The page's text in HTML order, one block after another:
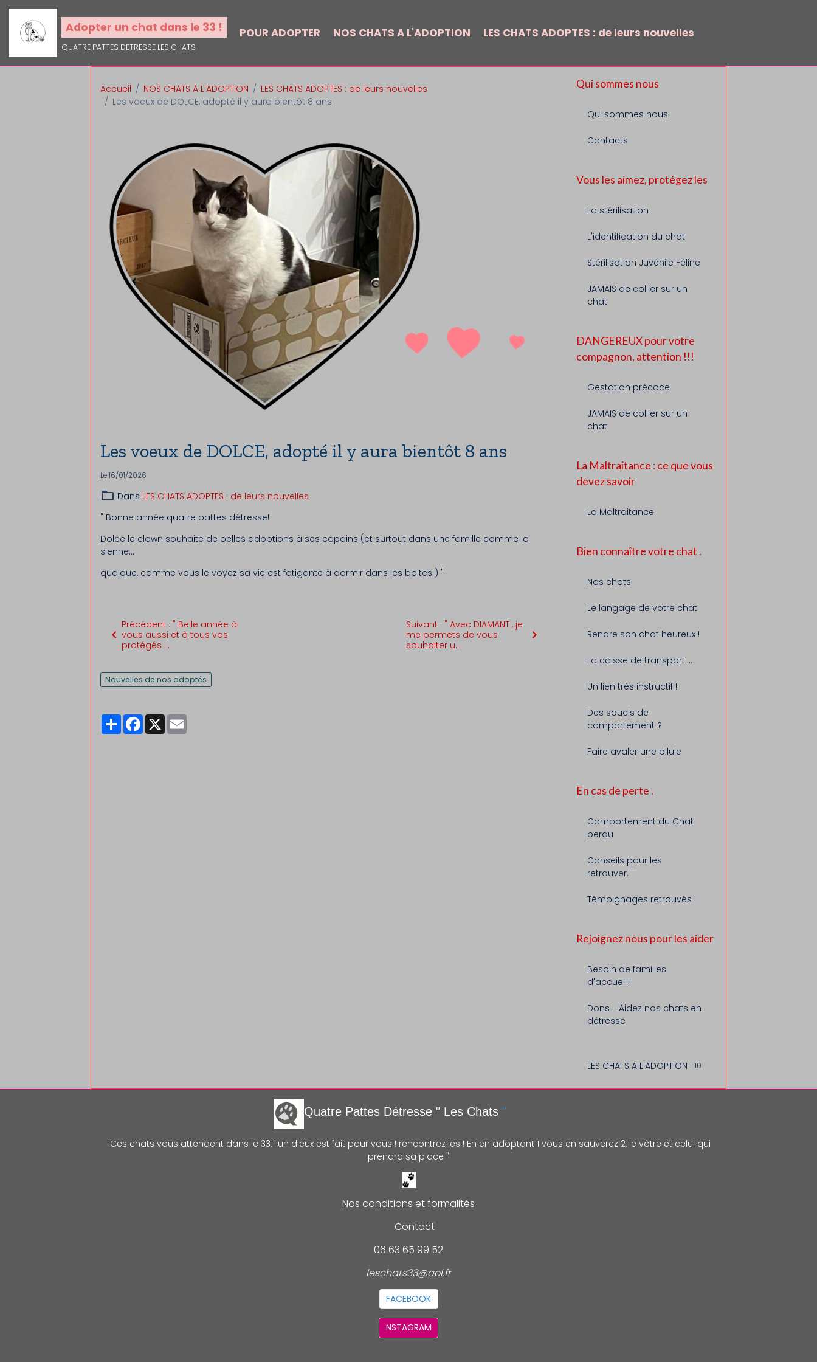
Adopter un chat dans le 33 !
QUATRE PATTES DETRESSE LES CHATS
POUR ADOPTER NOS CHATS A L'ADOPTION LES CHATS ADOPTES : de leurs nouvelles
Accueil NOS CHATS A L'ADOPTION
LES CHATS ADOPTES : de leurs nouvelles
Les voeux de DOLCE, adopté il y aura bientôt 8 ans
Les voeux de DOLCE, adopté il y aura bientôt 8 ans
Le 16/01/2026
Dans LES CHATS ADOPTES : de leurs nouvelles
" Bonne année quatre pattes détresse!
Dolce le clown souhaite de belles adoptions à ses copains (et surtout dans une famille comme la
sienne…
quoique, comme vous le voyez sa vie est fatigante à dormir dans les boites ) "
Précédent : " Belle année à
vous aussi et à tous vos
protégés ...
Suivant : " Avec DIAMANT , je
me permets de vous
souhaiter u...
Nouvelles de nos adoptés
PartagerFacebook
X
Qui sommes nous
Qui sommes nous
Contacts
Vous les aimez, protégez les
La stérilisation
L'identification du chat
Stérilisation Juvénile Féline
JAMAIS de collier sur un
chat
DANGEREUX pour votre
compagnon, attention !!!
Gestation précoce
JAMAIS de collier sur un
chat
La Maltraitance : ce que vous
devez savoir
La Maltraitance
Bien connaître votre chat .
Nos chats
Le langage de votre chat
Rendre son chat heureux !
La caisse de transport....
Un lien très instructif !
Des soucis de
comportement ?
Faire avaler une pilule
En cas de perte .
Comportement du Chat
perdu
Conseils pour les
retrouver. "
Témoignages retrouvés !
Rejoignez nous pour les aider
Besoin de familles
d'accueil !
Dons - Aidez nos chats en
détresse
LES CHATS A L'ADOPTION 10
Quatre Pattes Détresse " Les Chats "
"Ces chats vous attendent dans le 33, l'un d'eux est fait pour vous ! rencontrez les ! En en adoptant 1 vous en sauverez 2, le vôtre et celui qui
prendra sa place "
Nos conditions et formalités
Contact
06 63 65 99 52
leschats33@aol.fr
FACEBOOK
NSTAGRAM